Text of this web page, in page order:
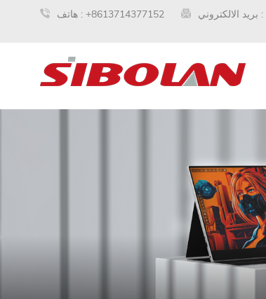
هاتف : +8613714377152 بريد الالكتروني :